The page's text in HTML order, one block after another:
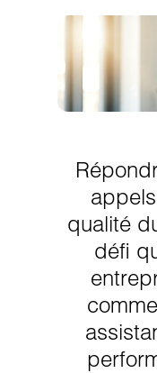
qualité
défi